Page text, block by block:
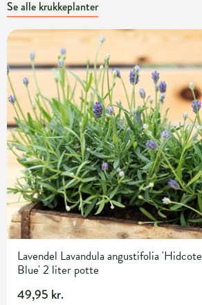
Se alle krukkeplanter
Lavendel Lavandula angustifolia 'Hidcote
Blue' 2 liter potte
49,95 kr.